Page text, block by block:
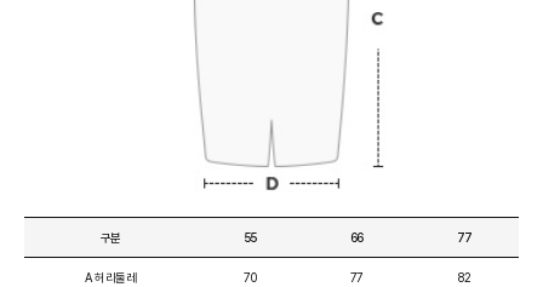
구분
A 허리둘레
55
70
66
77
77
82